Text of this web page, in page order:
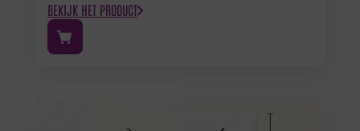
BEKIJK HET PRODUCT